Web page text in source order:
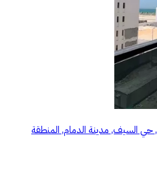
شقة للإيجار في شارع السف19, حي السيف, مدينة الدمام, المنطقة